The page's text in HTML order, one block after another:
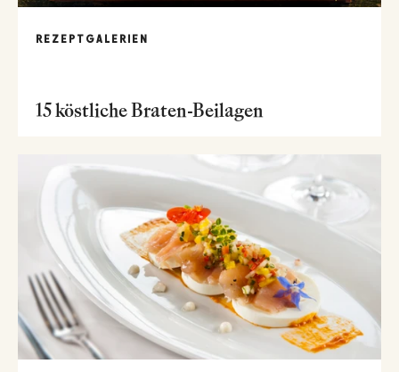
REZEPTGALERIEN
15 köstliche Braten-Beilagen